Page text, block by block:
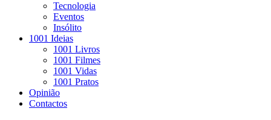
Tecnologia
Eventos
Insólito
1001 Ideias
1001 Livros
1001 Filmes
1001 Vidas
1001 Pratos
Opinião
Contactos